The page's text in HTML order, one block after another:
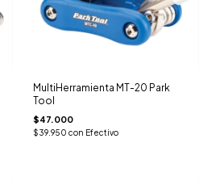
MultiHerramienta MT-20 Park
Tool
$47.000
$39.950 con Efectivo